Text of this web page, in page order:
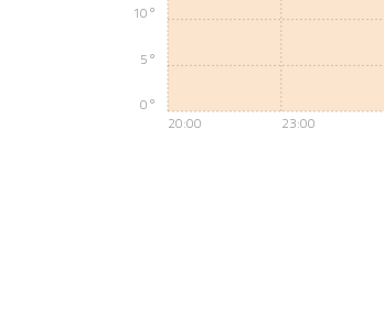
20:00 23:00
0°
5°
10°